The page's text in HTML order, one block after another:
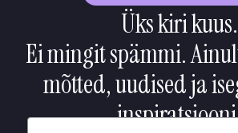
Üks kiri kuus.
Ei mingit spämmi.
mõtted, uudised ja